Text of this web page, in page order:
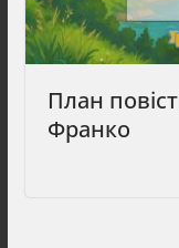
План
Франко